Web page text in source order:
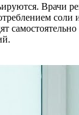
Врачи